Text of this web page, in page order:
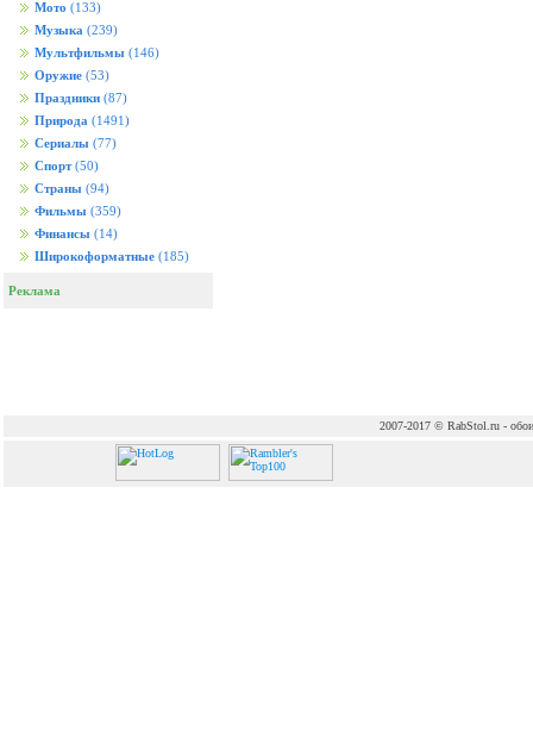
Мото (133)
Музыка (239)
Мультфильмы (146)
Оружие (53)
Праздники (87)
Природа (1491)
Сериалы (77)
Спорт (50)
Страны (94)
Фильмы (359)
Финансы (14)
Широкоформатные (185)
Реклама
2007-2017 © RabStol.ru - обои